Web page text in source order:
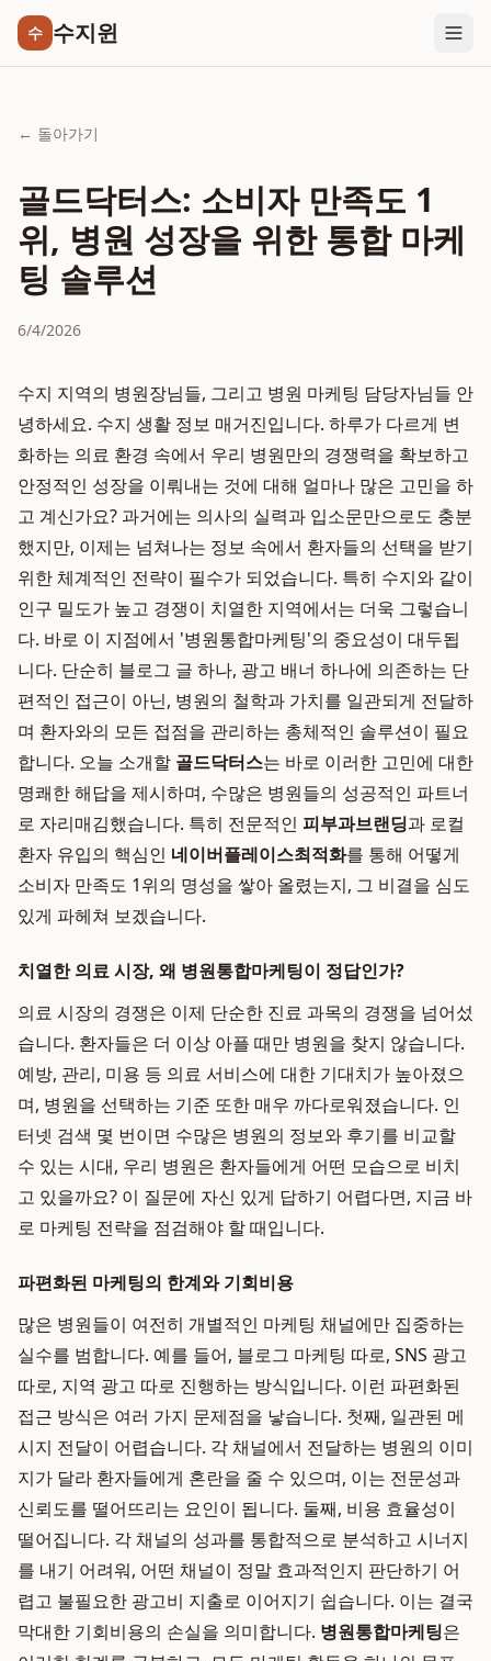
수 수지윈
← 돌아가기
골드닥터스: 소비자 만족도 1
위, 병원 성장을 위한 통합 마케
팅 솔루션
6/4/2026
수지 지역의 병원장님들, 그리고 병원 마케팅 담당자님들 안
녕하세요. 수지 생활 정보 매거진입니다. 하루가 다르게 변
화하는 의료 환경 속에서 우리 병원만의 경쟁력을 확보하고
안정적인 성장을 이뤄내는 것에 대해 얼마나 많은 고민을 하
고 계신가요? 과거에는 의사의 실력과 입소문만으로도 충분
했지만, 이제는 넘쳐나는 정보 속에서 환자들의 선택을 받기
위한 체계적인 전략이 필수가 되었습니다. 특히 수지와 같이
인구 밀도가 높고 경쟁이 치열한 지역에서는 더욱 그렇습니
다. 바로 이 지점에서 '병원통합마케팅'의 중요성이 대두됩
니다. 단순히 블로그 글 하나, 광고 배너 하나에 의존하는 단
편적인 접근이 아닌, 병원의 철학과 가치를 일관되게 전달하
며 환자와의 모든 접점을 관리하는 총체적인 솔루션이 필요
합니다. 오늘 소개할 골드닥터스는 바로 이러한 고민에 대한
명쾌한 해답을 제시하며, 수많은 병원들의 성공적인 파트너
로 자리매김했습니다. 특히 전문적인 피부과브랜딩과 로컬
환자 유입의 핵심인 네이버플레이스최적화를 통해 어떻게
소비자 만족도 1위의 명성을 쌓아 올렸는지, 그 비결을 심도
있게 파헤쳐 보겠습니다.
치열한 의료 시장, 왜 병원통합마케팅이 정답인가?
의료 시장의 경쟁은 이제 단순한 진료 과목의 경쟁을 넘어섰
습니다. 환자들은 더 이상 아플 때만 병원을 찾지 않습니다.
예방, 관리, 미용 등 의료 서비스에 대한 기대치가 높아졌으
며, 병원을 선택하는 기준 또한 매우 까다로워졌습니다. 인
터넷 검색 몇 번이면 수많은 병원의 정보와 후기를 비교할
수 있는 시대, 우리 병원은 환자들에게 어떤 모습으로 비치
고 있을까요? 이 질문에 자신 있게 답하기 어렵다면, 지금 바
로 마케팅 전략을 점검해야 할 때입니다.
파편화된 마케팅의 한계와 기회비용
많은 병원들이 여전히 개별적인 마케팅 채널에만 집중하는
실수를 범합니다. 예를 들어, 블로그 마케팅 따로, SNS 광고
따로, 지역 광고 따로 진행하는 방식입니다. 이런 파편화된
접근 방식은 여러 가지 문제점을 낳습니다. 첫째, 일관된 메
시지 전달이 어렵습니다. 각 채널에서 전달하는 병원의 이미
지가 달라 환자들에게 혼란을 줄 수 있으며, 이는 전문성과
신뢰도를 떨어뜨리는 요인이 됩니다. 둘째, 비용 효율성이
떨어집니다. 각 채널의 성과를 통합적으로 분석하고 시너지
를 내기 어려워, 어떤 채널이 정말 효과적인지 판단하기 어
렵고 불필요한 광고비 지출로 이어지기 쉽습니다. 이는 결국
막대한 기회비용의 손실을 의미합니다. 병원통합마케팅은